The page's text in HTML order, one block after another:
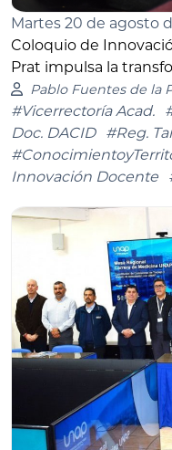
Martes 20 de agosto
Coloquio de
Prat impulsa la
Pablo Fuentes de la
#Vicerrectoría Acad.
Doc. DACID
#Reg.
Innovación Docente